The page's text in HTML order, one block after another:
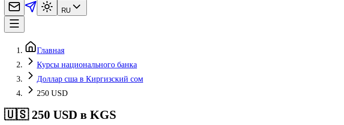
RU
Главная
Курсы национального банка
Доллар сша в Киргизский сом
250 USD
🇺🇸 250 USD в KGS